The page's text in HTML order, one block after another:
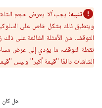
تنبيه: يجبألا يعرض حجم
وينطبق ذلك بشكل خاص على
التوقف. من الأمثلة الشائعة على
نقطة التوقف، ما يؤدي إلى عرض
الشاشات دائمًا "قيمة أكبر" وليس
هل كان